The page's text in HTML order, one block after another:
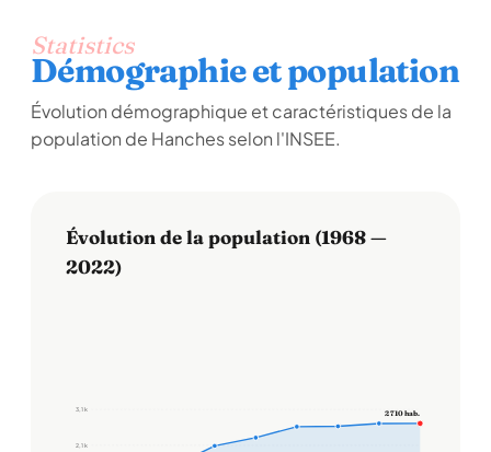
Statistics
Démographie et population
Évolution démographique et caractéristiques de la
population de Hanches selon l'INSEE.
Évolution de la population (1968 —
2022)
2,1 k
3,1 k
2 710 hab.